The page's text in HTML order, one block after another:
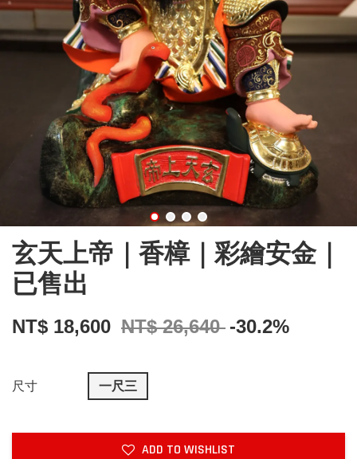
玄天上帝｜香樟｜彩繪安金｜
已售出
NT$ 18,600 NT$ 26,640 -30.2%
尺寸 一尺三
ADD TO WISHLIST